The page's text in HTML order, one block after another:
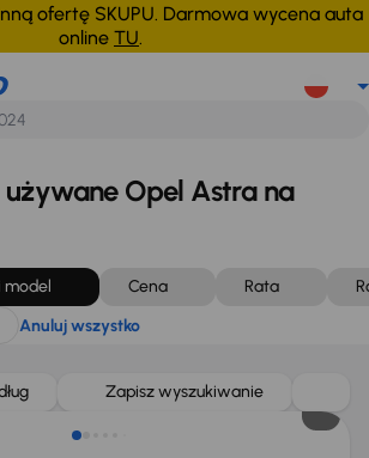
ofertę SKUPU. Darmowa wycena auta
online TU.
Anuluj wszystko
Opel Astra na
model Cena Rata
Anuluj wszystko
Zapisz wyszukiwanie